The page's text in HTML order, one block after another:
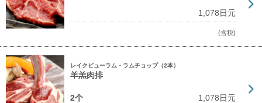
1,078日元
(含税)
レイクビューラム・ラムチョップ（2本）
羊羔肉排
2个 1,078日元